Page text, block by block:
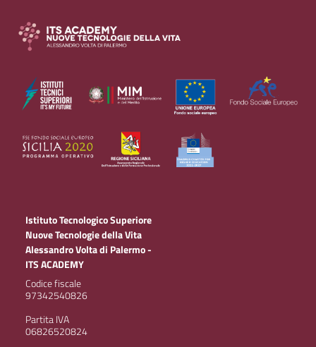
Istituto Tecnologico Superiore
Nuove Tecnologie della Vita
Alessandro Volta di Palermo -
ITS ACADEMY
Codice fiscale
97342540826
Partita IVA
06826520824